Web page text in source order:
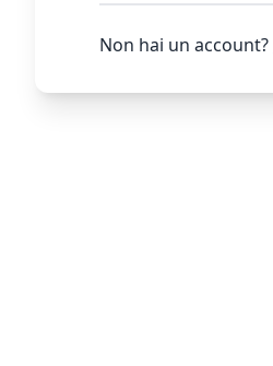
Non hai un account?